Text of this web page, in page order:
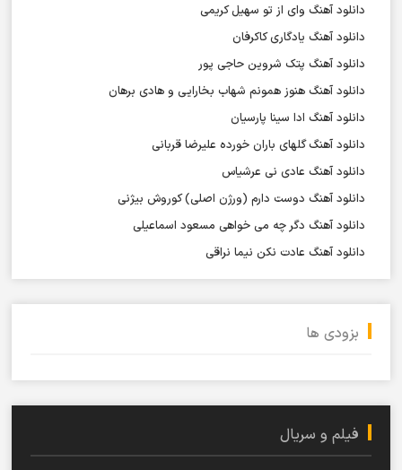
دانلود آهنگ وای از تو سهیل کریمی
دانلود آهنگ یادگاری کاکرفان
دانلود آهنگ پتک شروین حاجی پور
دانلود آهنگ هنوز همونم شهاب بخارایی و هادی برهان
دانلود آهنگ ادا سینا پارسیان
دانلود آهنگ گلهای باران خورده علیرضا قربانی
دانلود آهنگ عادی نی عرشیاس
دانلود آهنگ دوست دارم (ورژن اصلی) کوروش بیژنی
دانلود آهنگ دگر چه می خواهی مسعود اسماعیلی
دانلود آهنگ عادت نکن نیما نراقی
بزودی ها
فیلم و سریال